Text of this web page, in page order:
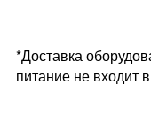
*Доставка
питание не входит